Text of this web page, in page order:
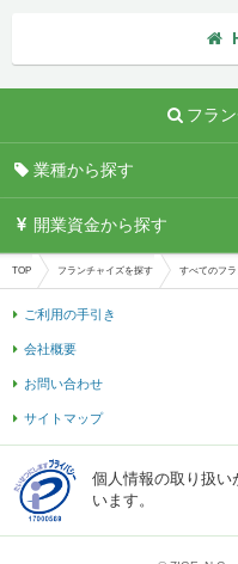
フラ
業種から探す
開業資金から探す
TOP フランチャイズを探す すべてのフ
ご利用の手引き
会社概要
お問い合わせ
サイトマップ
個人情報の取り扱い
います。